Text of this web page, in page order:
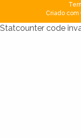
Criado com
Statcounter code